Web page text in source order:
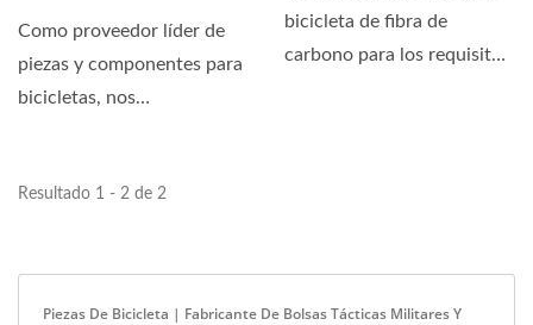
Como proveedor líder de
piezas y componentes para
bicicletas, nos
bicicleta de fibra de
carbono para los requisitos
Resultado 1 - 2 de 2
Piezas De Bicicleta | Fabricante De Bolsas Tácticas Militares Y